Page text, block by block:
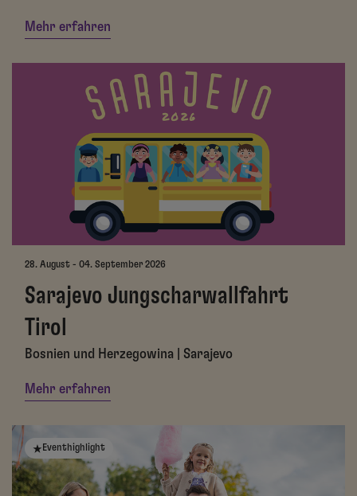
Mehr erfahren
28. August - 04. September 2026
Sarajevo Jungscharwallfahrt
Tirol
Bosnien und Herzegowina | Sarajevo
Mehr erfahren
Eventhighlight